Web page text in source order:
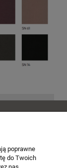
poprawne
do Twoich